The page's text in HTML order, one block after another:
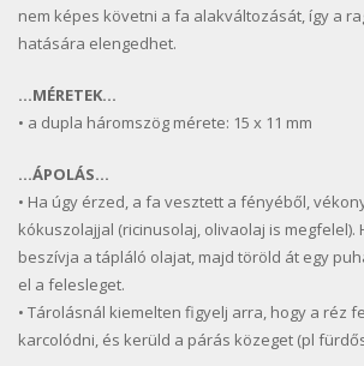
nem képes követni a fa alakváltozását, így a
hatására elengedhet.
…MÉRETEK…
• a dupla háromszög mérete: 15 x 11 mm
…ÁPOLÁS…
• Ha úgy érzed, a fa vesztett a fényéből,
kókuszolajjal (ricinusolaj, olivaolaj is megfelel).
beszívja a tápláló olajat, majd töröld át egy
el a felesleget.
• Tárolásnál kiemelten figyelj arra, hogy a réz
karcolódni, és kerüld a párás közeget (pl